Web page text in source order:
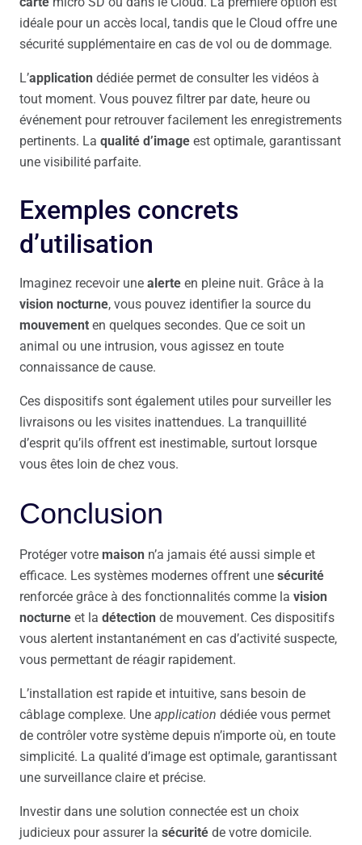
idéale pour un accès local, tandis que le Cloud offre une
sécurité supplémentaire en cas de vol ou de dommage.
L’application dédiée permet de consulter les vidéos à
tout moment. Vous pouvez filtrer par date, heure ou
événement pour retrouver facilement les enregistrements
pertinents. La qualité d’image est optimale, garantissant
une visibilité parfaite.
Exemples concrets
d’utilisation
Imaginez recevoir une alerte en pleine nuit. Grâce à la
vision nocturne, vous pouvez identifier la source du
mouvement en quelques secondes. Que ce soit un
animal ou une intrusion, vous agissez en toute
connaissance de cause.
Ces dispositifs sont également utiles pour surveiller les
livraisons ou les visites inattendues. La tranquillité
d’esprit qu’ils offrent est inestimable, surtout lorsque
vous êtes loin de chez vous.
Conclusion
Protéger votre maison n’a jamais été aussi simple et
efficace. Les systèmes modernes offrent une sécurité
renforcée grâce à des fonctionnalités comme la vision
nocturne et la détection de mouvement. Ces dispositifs
vous alertent instantanément en cas d’activité suspecte,
vous permettant de réagir rapidement.
L’installation est rapide et intuitive, sans besoin de
câblage complexe. Une application dédiée vous permet
de contrôler votre système depuis n’importe où, en toute
simplicité. La qualité d’image est optimale, garantissant
une surveillance claire et précise.
Investir dans une solution connectée est un choix
judicieux pour assurer la sécurité de votre domicile.